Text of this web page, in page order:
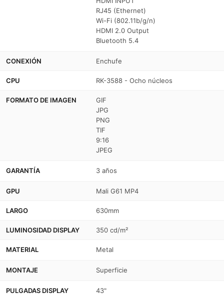
RJ45 (Ethernet)
Wi-Fi (802.11b/g/n)
HDMI 2.0 Output
Bluetooth 5.4
CONEXIÓN Enchufe
CPU RK-3588 - Ocho núcleos
FORMATO DE IMAGEN
GIF
JPG
PNG
TIF
9:16
JPEG
GARANTÍA 3 años
GPU Mali G61 MP4
LARGO 630mm
LUMINOSIDAD DISPLAY 350 cd/m²
MATERIAL Metal
MONTAJE Superficie
PULGADAS DISPLAY 43"